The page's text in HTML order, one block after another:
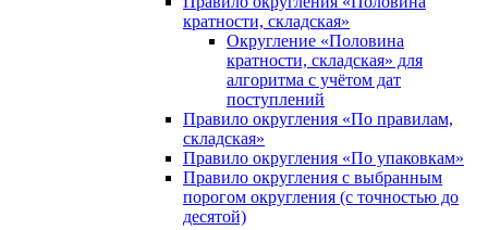
кратности, складская»
Округление «Половина
кратности, складская» для
алгоритма с учётом дат
поступлений
Правило округления «По правилам,
складская»
Правило округления «По упаковкам»
Правило округления с выбранным
порогом округления (с точностью до
десятой)